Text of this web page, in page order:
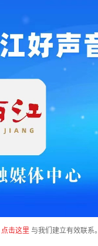
点击这里 与我们建立有效联系。